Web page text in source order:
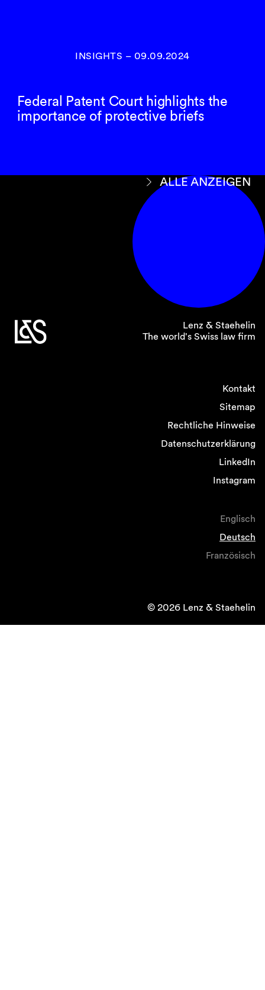
INSIGHTS – 09.09.2024
Federal Patent Court highlights the
importance of protective briefs
ALLE ANZEIGEN
Lenz & Staehelin
The world's Swiss law firm
Kontakt
Sitemap
Rechtliche Hinweise
Datenschutzerklärung
LinkedIn
Instagram
Englisch
Deutsch
Französisch
© 2026 Lenz & Staehelin